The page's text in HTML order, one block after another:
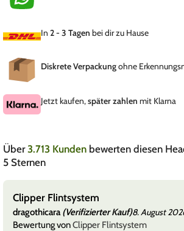
In 2 - 3 Tagen bei dir zu Hause
Diskrete Verpackungohne
Jetzt kaufen,später zahlen mit Klarna
Über3.713 Kunden bewerten diesen
5 Sternen
Clipper Flintsystem
dragothicara(Verifizierter Kauf)8. August
Bewertung vonClipper Flintsystem